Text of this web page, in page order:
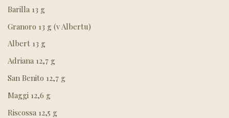
Barilla 13 g
Granoro 13 g (v Albertu)
Albert 13 g
Adriana 12,7 g
San Benito 12,7 g
Maggi 12,6 g
Riscossa 12,5 g